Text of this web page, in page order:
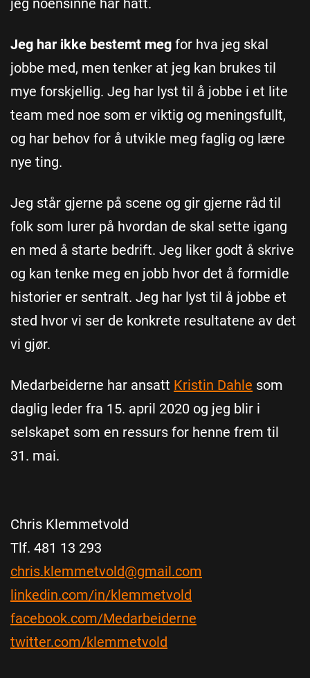
jeg noensinne har hatt.
Jeg har ikke bestemt meg for hva jeg skal
jobbe med, men tenker at jeg kan brukes til
mye forskjellig. Jeg har lyst til å jobbe i et lite
team med noe som er viktig og meningsfullt,
og har behov for å utvikle meg faglig og lære
nye ting.
Jeg står gjerne på scene og gir gjerne råd til
folk som lurer på hvordan de skal sette igang
en med å starte bedrift. Jeg liker godt å skrive
og kan tenke meg en jobb hvor det å formidle
historier er sentralt. Jeg har lyst til å jobbe et
sted hvor vi ser de konkrete resultatene av det
vi gjør.
Medarbeiderne har ansatt Kristin Dahle som
daglig leder fra 15. april 2020 og jeg blir i
selskapet som en ressurs for henne frem til
31. mai.
Chris Klemmetvold
Tlf. 481 13 293
chris.klemmetvold@gmail.com
linkedin.com/in/klemmetvold
facebook.com/Medarbeiderne
twitter.com/klemmetvold